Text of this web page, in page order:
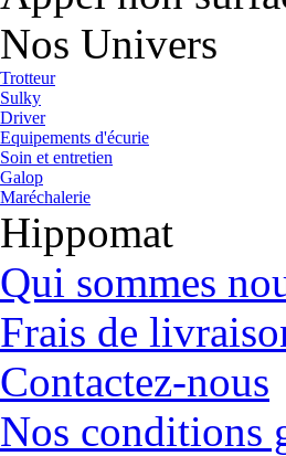
Nos Univers
Trotteur
Sulky
Driver
Equipements d'écurie
Soin et entretien
Galop
Maréchalerie
Hippomat
Qui sommes
Frais de
Contactez-nous
Nos conditions